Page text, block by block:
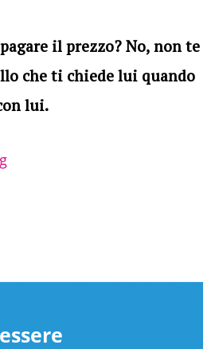
il prezzo? No, non te
che ti chiede lui quando
lui.